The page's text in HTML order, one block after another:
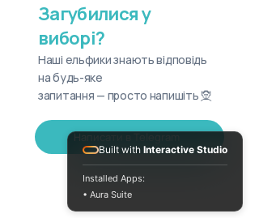
Загубилися у
виборі?
Наші ельфики знають відповідь
на будь-яке
запитання — просто напишіть 🧝
Написати в Telegram
Built with Interactive Studio
Installed Apps:
• Aura Suite